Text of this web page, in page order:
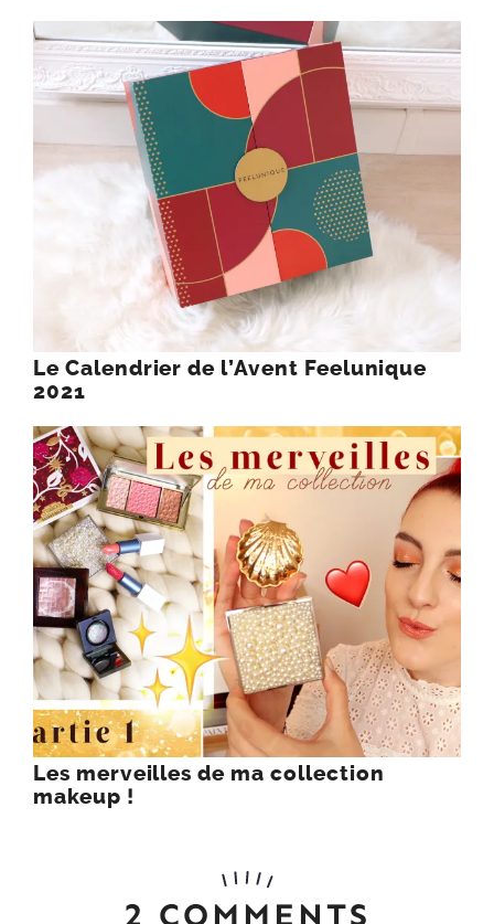
Le Calendrier de l’Avent Feelunique
2021
Les merveilles de ma collection
makeup !
2 COMMENTS